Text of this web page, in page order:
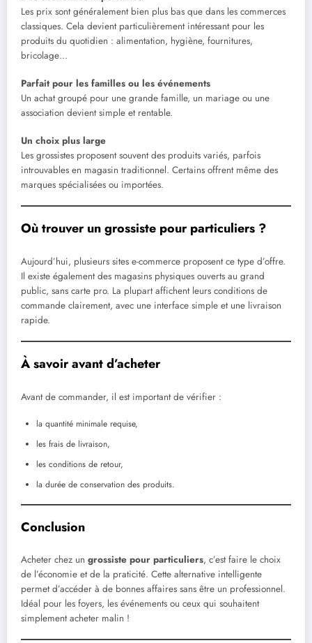
Les prix sont généralement bien plus bas que dans les commerces
classiques. Cela devient particulièrement intéressant pour les
produits du quotidien : alimentation, hygiène, fournitures,
bricolage…
Parfait pour les familles ou les événements
Un achat groupé pour une grande famille, un mariage ou une
association devient simple et rentable.
Un choix plus large
Les grossistes proposent souvent des produits variés, parfois
introuvables en magasin traditionnel. Certains offrent même des
marques spécialisées ou importées.
Où trouver un grossiste pour particuliers ?
Aujourd’hui, plusieurs sites e-commerce proposent ce type d’offre.
Il existe également des magasins physiques ouverts au grand
public, sans carte pro. La plupart affichent leurs conditions de
commande clairement, avec une interface simple et une livraison
rapide.
À savoir avant d’acheter
Avant de commander, il est important de vérifier :
la quantité minimale requise,
les frais de livraison,
les conditions de retour,
la durée de conservation des produits.
Conclusion
Acheter chez un grossiste pour particuliers, c’est faire le choix
de l’économie et de la praticité. Cette alternative intelligente
permet d’accéder à de bonnes affaires sans être un professionnel.
Idéal pour les foyers, les événements ou ceux qui souhaitent
simplement acheter malin !